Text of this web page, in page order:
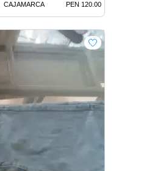
CAJAMARCA PEN 120.00